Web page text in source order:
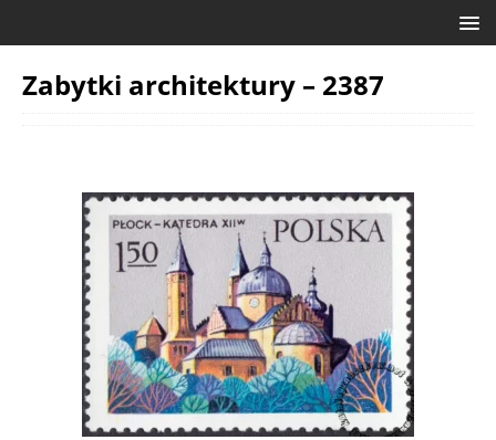
Zabytki architektury – 2387